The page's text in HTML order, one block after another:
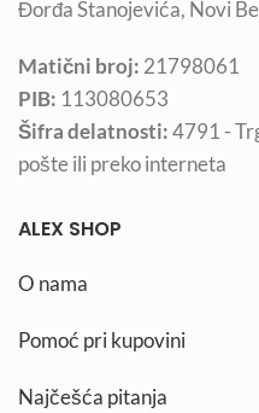
Đorđa Stanojevića, Novi
Matični broj: 21798061
PIB: 113080653
Šifra delatnosti:4791 -
pošte ili preko interneta
ALEX SHOP
O nama
Pomoć pri kupovini
Najčešća pitanja